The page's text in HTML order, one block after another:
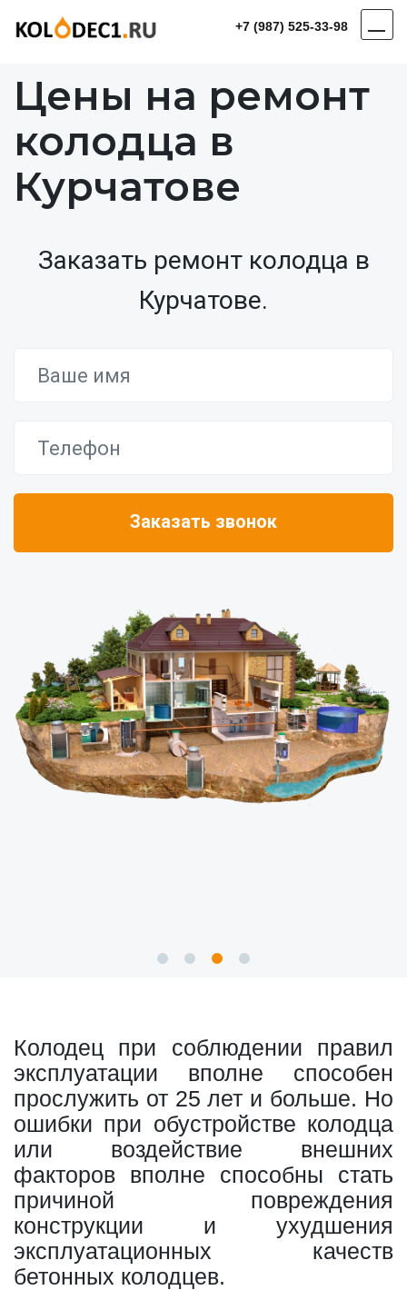
+7 (987) 525-33-98
Цены на ремонт
колодца в
Курчатове
Заказать ремонт колодца в
Курчатове.
Колодец при соблюдении правил
эксплуатации вполне способен
прослужить от 25 лет и больше. Но
ошибки при обустройстве колодца
или воздействие внешних
факторов вполне способны стать
причиной повреждения
конструкции и ухудшения
эксплуатационных качеств
бетонных колодцев.